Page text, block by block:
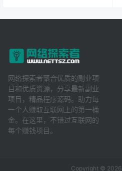
网络探索者聚合优质的副业项
目和优质资源，分享最新副业
项目，精品程序源码。助力每
一个人赚取互联网上的第一桶
金。在这里，不错过互联网的
每个赚钱项目。
Copyright © 2026